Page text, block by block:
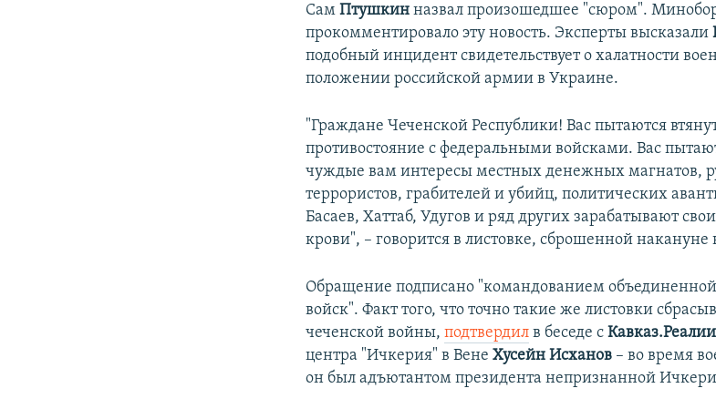
СамПтушкинназвал произошедшее "сюром".
прокомментировало эту новость. Эксперты высказали
подобный инцидент свидетельствует о халатности
положении российской армии в Украине.
"Граждане Чеченской Республики! Вас пытаются
противостояние с федеральными войсками. Вас
чуждые вам интересы местных денежных магнатов,
террористов, грабителей и убийц, политических
Басаев, Хаттаб, Удугов и ряд других зарабатывают
крови", – говорится в листовке, сброшенной
Обращение подписано "командованием
войск". Факт того, что точно такие же листовки
чеченской войны,подтвердил в беседе сКавказ.Реалии
центра "Ичкерия" в ВенеХусейн Исханов – во время
он был адъютантом президента непризнанной